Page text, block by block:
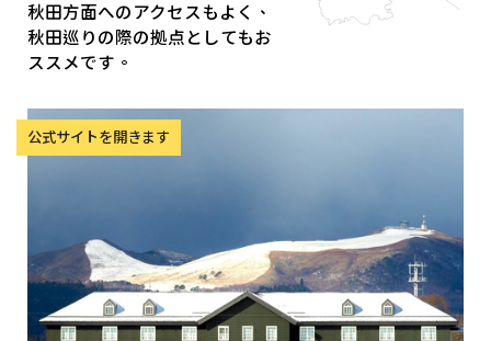
秋田方面へのアクセスもよく、
秋田巡りの際の拠点としてもお
ススメです。